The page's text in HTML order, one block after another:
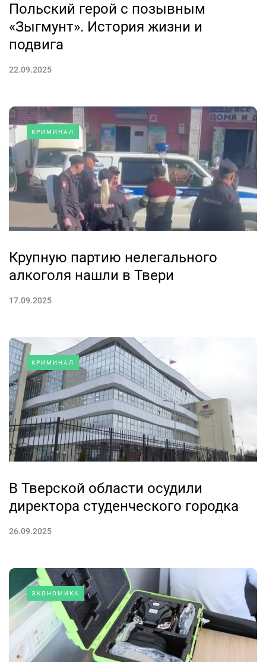
Польский герой с позывным
«Зыгмунт». История жизни и
подвига
22.09.2025
КРИМИНАЛ
Крупную партию нелегального
алкоголя нашли в Твери
17.09.2025
КРИМИНАЛ
В Тверской области осудили
директора студенческого городка
26.09.2025
ЭКОНОМИКА